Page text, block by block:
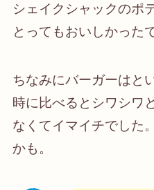
シェイクシャックのポ
とってもおいしかった
ちなみにバーガーはと
時に比べるとシワシワ
なくてイマイチでした
かも。